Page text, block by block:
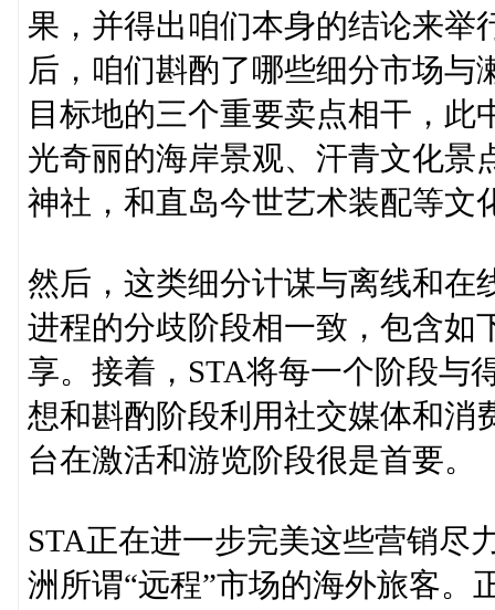
果，并得出咱们本身的结论来举
后，咱们斟酌了哪些细分市场与
目标地的三个重要卖点相干，
光奇丽的海岸景观、汗青文化景
神社，和直岛今世艺术装配等文
然后，这类细分计谋与离线和在
进程的分歧阶段相一致，包含如
享。接着，STA将每一个阶段与
想和斟酌阶段利用社交媒体和消
台在激活和游览阶段很是首要。
STA正在进一步完美这些营销尽
洲所谓“远程”市场的海外旅客。